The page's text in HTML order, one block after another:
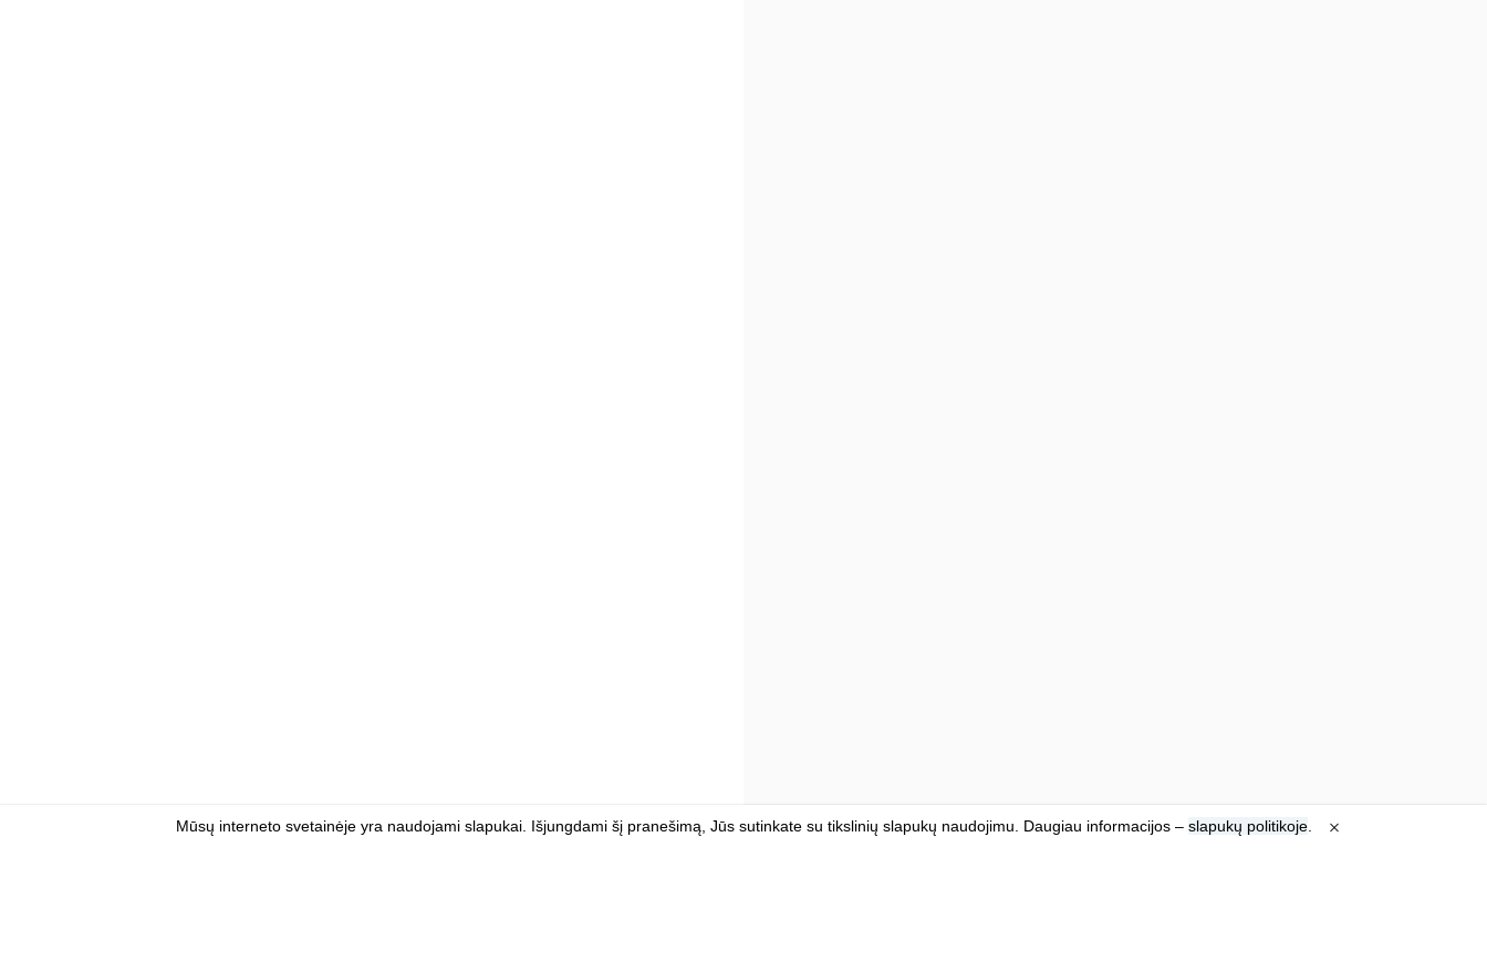
Mūsų interneto svetainėje yra naudojami slapukai. Išjungdami šį pranešimą, Jūs sutinkate su tikslinių slapukų naudojimu. Daugiau informacijos – slapukų politikoje.